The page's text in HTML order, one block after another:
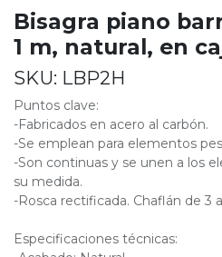
Bisagra piano
1 m, natural, en
SKU: LBP2H
Puntos clave:
-Fabricados en acero al carbón.
-Se emplean para elementos
-Son continuas y se unen a los
su medida.
-Rosca rectificada. Chaflán de 3
Especificaciones técnicas: